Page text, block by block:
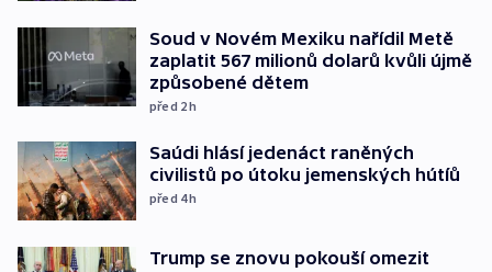
Soud v Novém Mexiku nařídil Metě
zaplatit 567 milionů dolarů kvůli újmě
způsobené dětem
před 2h
Saúdi hlásí jedenáct raněných
civilistů po útoku jemenských hútíů
před 4h
Trump se znovu pokouší omezit